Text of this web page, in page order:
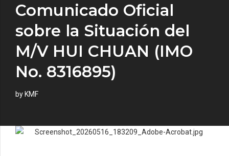
Comunicado Oficial
sobre la Situación del
M/V HUI CHUAN (IMO
No. 8316895)
by KMF